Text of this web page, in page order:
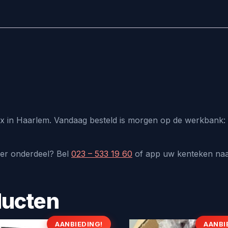
in Haarlem. Vandaag besteld is morgen op de
onderdeel? Bel 023 – 533 19 60 of app uw kenteken
AANBIEDING!